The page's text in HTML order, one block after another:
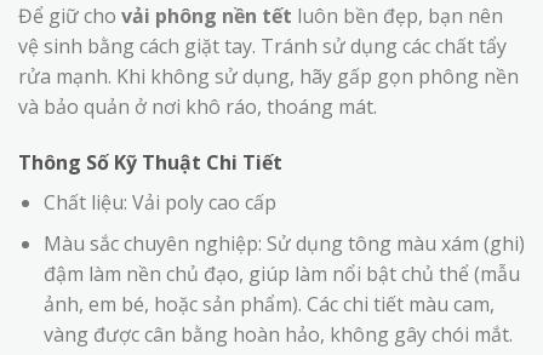
Để giữ cho vải phông nền tết luôn bền đẹp, bạn nên
vệ sinh bằng cách giặt tay. Tránh sử dụng các chất tẩy
rửa mạnh. Khi không sử dụng, hãy gấp gọn phông nền
và bảo quản ở nơi khô ráo, thoáng mát.
Thông Số Kỹ Thuật Chi Tiết
Chất liệu: Vải poly cao cấp
Màu sắc chuyên nghiệp: Sử dụng tông màu xám (ghi)
đậm làm nền chủ đạo, giúp làm nổi bật chủ thể (mẫu
ảnh, em bé, hoặc sản phẩm). Các chi tiết màu cam,
vàng được cân bằng hoàn hảo, không gây chói mắt.